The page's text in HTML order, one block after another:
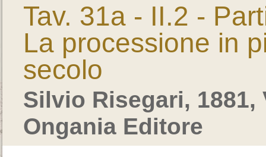
Tav. 31a - II.2 -
La processione in
secolo
Silvio Risegari, 1881,
Ongania Editore